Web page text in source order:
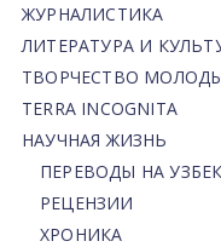
ЖУРНАЛИСТИКА
ЛИТЕРАТУРА И
ТВОРЧЕСТВО
TERRA INCOGNITA
НАУЧНАЯ ЖИЗНЬ
ПЕРЕВОДЫ НА
РЕЦЕНЗИИ
ХРОНИКА